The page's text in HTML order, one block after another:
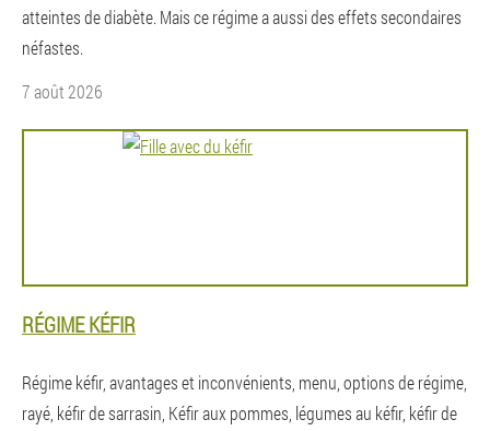
atteintes de diabète. Mais ce régime a aussi des effets secondaires
néfastes.
7 août 2026
RÉGIME KÉFIR
Régime kéfir, avantages et inconvénients, menu, options de régime,
rayé, kéfir de sarrasin, Kéfir aux pommes, légumes au kéfir, kéfir de